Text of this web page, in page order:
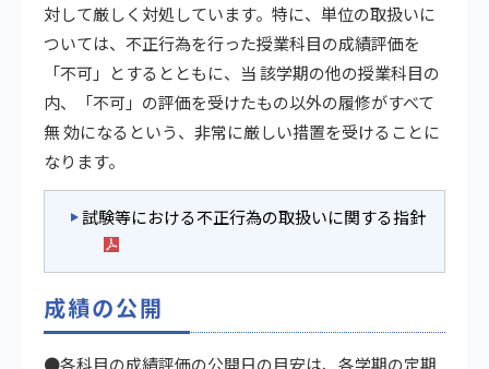
対して厳しく対処しています。特に、単位の取扱いに
ついては、不正行為を行った授業科目の成績評価を
「不可」とするとともに、当 該学期の他の授業科目の
内、「不可」の評価を受けたもの以外の履修がすべて
無 効になるという、非常に厳しい措置を受けることに
なります。
試験等における不正行為の取扱いに関する指針
成績の公開
●各科目の成績評価の公開日の目安は、各学期の定期